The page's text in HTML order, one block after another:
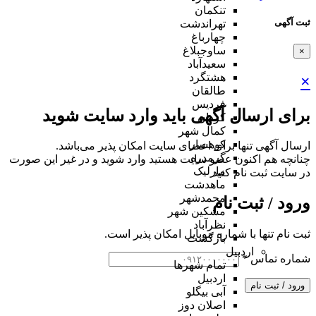
ثبت آگهی
×
×
برای ارسال آگهی باید وارد سایت شوید
ارسال آگهی تنها برای اعضای سایت امکان پذیر می‌باشد.
چنانچه هم‌ اکنون عضو سایت هستید وارد شوید و در غیر این صورت
در سایت ثبت نام کنید
ورود / ثبت نام
ثبت نام تنها با شماره موبایل امکان پذیر است.
شماره تماس*
ورود / ثبت نام
تنکمان
تهراندشت
چهارباغ
ساوجبلاغ
سعیدآباد
هشتگرد
طالقان
فردیس
کردان
کمال شهر
کوهسار
گرمدره
مارلیک
ماهدشت
محمدشهر
مشکین شهر
نظرآباد
بازگشت
اردبیل
تمام شهر‌ها
اردبیل
آبی بیگلو
اصلان دوز